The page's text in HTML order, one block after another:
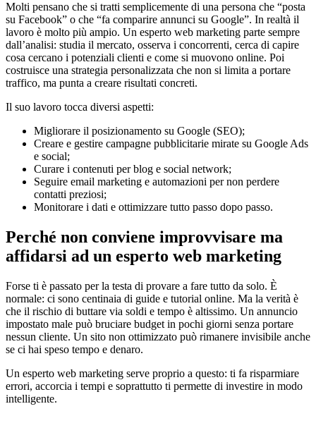
Molti pensano che si tratti semplicemente di una persona che “posta
su Facebook” o che “fa comparire annunci su Google”. In realtà il
lavoro è molto più ampio. Un esperto web marketing parte sempre
dall’analisi: studia il mercato, osserva i concorrenti, cerca di capire
cosa cercano i potenziali clienti e come si muovono online. Poi
costruisce una strategia personalizzata che non si limita a portare
traffico, ma punta a creare risultati concreti.
Il suo lavoro tocca diversi aspetti:
Migliorare il posizionamento su Google (SEO);
Creare e gestire campagne pubblicitarie mirate su Google Ads
e social;
Curare i contenuti per blog e social network;
Seguire email marketing e automazioni per non perdere
contatti preziosi;
Monitorare i dati e ottimizzare tutto passo dopo passo.
Perché non conviene improvvisare ma
affidarsi ad un esperto web marketing
Forse ti è passato per la testa di provare a fare tutto da solo. È
normale: ci sono centinaia di guide e tutorial online. Ma la verità è
che il rischio di buttare via soldi e tempo è altissimo. Un annuncio
impostato male può bruciare budget in pochi giorni senza portare
nessun cliente. Un sito non ottimizzato può rimanere invisibile anche
se ci hai speso tempo e denaro.
Un esperto web marketing serve proprio a questo: ti fa risparmiare
errori, accorcia i tempi e soprattutto ti permette di investire in modo
intelligente.